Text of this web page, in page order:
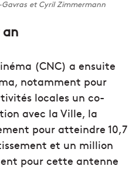
et Cyril Zimmermann
(CNC) a ensuite
notamment pour
locales un co-
avec la Ville, la
pour atteindre 10,7
et un million
pour cette antenne